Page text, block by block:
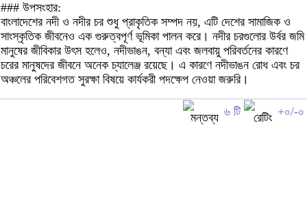
### উপসংহার:
বাংলাদেশের নদী ও নদীর চর শুধু প্রাকৃতিক সম্পদ নয়, এটি দেশের সামাজিক ও
সাংস্কৃতিক জীবনেও এক গুরুত্বপূর্ণ ভূমিকা পালন করে। নদীর চরগুলোর উর্বর জমি
মানুষের জীবিকার উৎস হলেও, নদীভাঙন, বন্যা এবং জলবায়ু পরিবর্তনের কারণে
চরের মানুষদের জীবনে অনেক চ্যালেঞ্জ রয়েছে। এ কারণে নদীভাঙন রোধ এবং চর
অঞ্চলের পরিবেশগত সুরক্ষা বিষয়ে কার্যকরী পদক্ষেপ নেওয়া জরুরি।
৬ টি +০/-০